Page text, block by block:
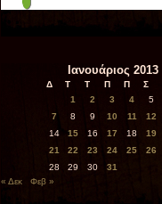
Ιανουάριος 2013
Δ Τ Τ Π Π Σ
1
2 3 4 5
7
8 9 10 11 12
14
15 16 17 18 19
21
22 23 24 25 26
28
29 30
31
« Δεκ
Φεβ »